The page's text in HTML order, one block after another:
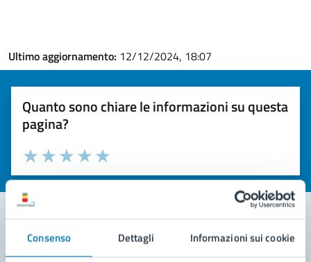
Consenso Dettagli Informazioni sui cookie
Ultimo aggiornamento: 12/12/2024, 18:07
Quanto sono chiare le informazioni su questa
pagina?
Valuta la chiarezza delle informazioni (da 1 a 5 stelle)
Seleziona il numero di stelle per valutare la chiarezza delle
Valuta 5 stelle su 5
Valuta 4 stelle su 5
Valuta 3 stelle su 5
Valuta 2 stelle su 5
Valuta 1 stelle su 5
Contatta il comune